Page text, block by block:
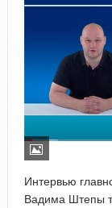
Интервью
Вадима Штепы